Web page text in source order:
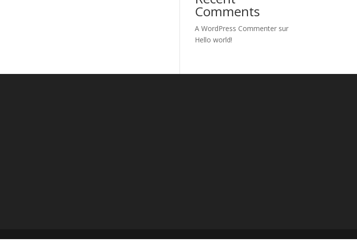
Comments
A WordPress Commenter sur
Hello world!